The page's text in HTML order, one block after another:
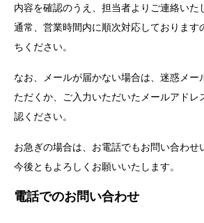
内容を確認のうえ、担当者よりご連絡いた
通常、営業時間内に順次対応しております
ちください。
なお、メールが届かない場合は、迷惑メー
ただくか、ご入力いただいたメールアドレ
認ください。
お急ぎの場合は、お電話でもお問い合わせ
今後ともよろしくお願いいたします。
電話でのお問い合わせ